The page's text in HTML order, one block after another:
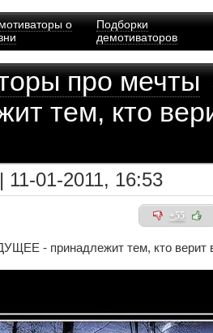
о
Подборки
демотиваторов
про мечты
тем, кто
| 11-01-2011, 16:53
+55
- принадлежит тем, кто верит